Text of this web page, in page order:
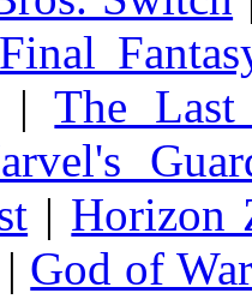
Final
|The
| Horizon
| God of